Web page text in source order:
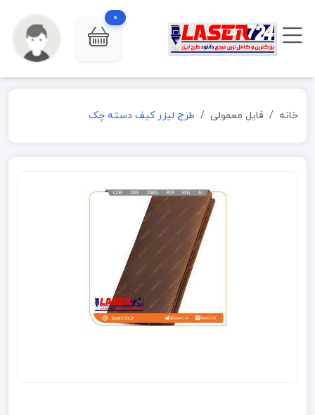
0
خانه فایل معمولی طرح لیزر کیف دسته چک